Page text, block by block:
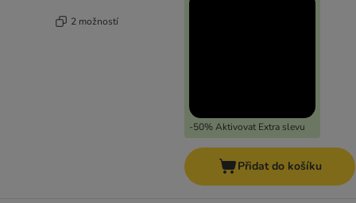
2 možností
-50% Aktivovat Extra slevu
Přidat do košíku